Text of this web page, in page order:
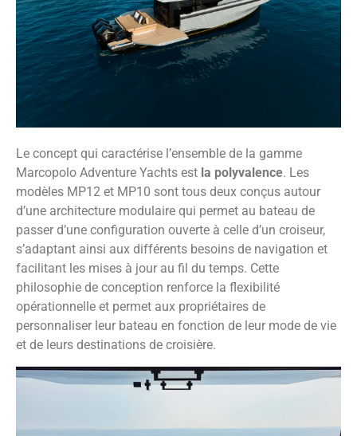
Le concept qui caractérise l’ensemble de la gamme
Marcopolo Adventure Yachts est la polyvalence. Les
modèles MP12 et MP10 sont tous deux conçus autour
d’une architecture modulaire qui permet au bateau de
passer d’une configuration ouverte à celle d’un croiseur,
s’adaptant ainsi aux différents besoins de navigation et
facilitant les mises à jour au fil du temps. Cette
philosophie de conception renforce la flexibilité
opérationnelle et permet aux propriétaires de
personnaliser leur bateau en fonction de leur mode de vie
et de leurs destinations de croisière.